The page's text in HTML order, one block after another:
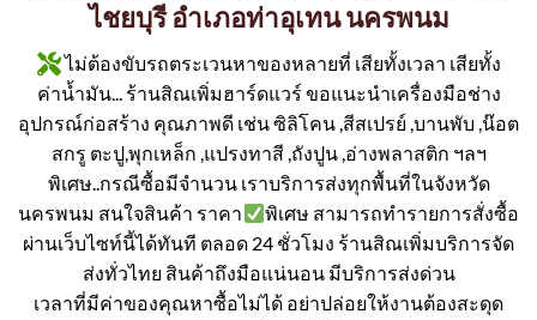
ไชยบุรี อำเภอท่าอุเทน นครพนม
ไม่ต้องขับรถตระเวนหาของหลายที่ เสียทั้งเวลา เสียทั้ง
ค่าน้ำมัน... ร้านสิณเพิ่มฮาร์ดแวร์ ขอแนะนำเครื่องมือช่าง
อุปกรณ์ก่อสร้าง คุณภาพดี เช่น ซิลิโคน ,สีสเปรย์ ,บานพับ ,น๊อต
สกรู ตะปู,พุกเหล็ก ,แปรงทาสี ,ถังปูน ,อ่างพลาสติก ฯลฯ
พิเศษ..กรณีซื้อมีจำนวน เราบริการส่งทุกพื้นที่ในจังหวัด
นครพนม สนใจสินค้า ราคา
พิเศษ สามารถทำรายการสั่งซื้อ
ผ่านเว็บไซท์นี้ได้ทันที ตลอด 24 ชั่วโมง ร้านสิณเพิ่มบริการจัด
ส่งทั่วไทย สินค้าถึงมือแน่นอน มีบริการส่งด่วน
เวลาที่มีค่าของคุณหาซื้อไม่ได้ อย่าปล่อยให้งานต้องสะดุด